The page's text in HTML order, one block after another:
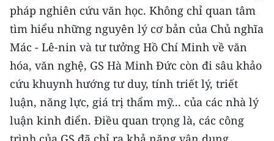
Media Thế giới
Media Thể thao
Media Giáo dục
Media Y tế
Media Khoa học - Công nghệ
pháp nghiên cứu văn học. Không chỉ quan tâm
tìm hiểu những nguyên lý cơ bản của Chủ nghĩa
Mác - Lê-nin và tư tưởng Hồ Chí Minh về văn
hóa, văn nghệ, GS Hà Minh Đức còn đi sâu khảo
cứu khuynh hướng tư duy, tính triết lý, triết
luận, năng lực, giá trị thẩm mỹ... của các nhà lý
luận kinh điển. Điều quan trọng là, các công